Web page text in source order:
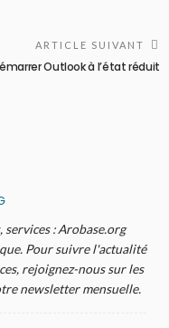
ARTICLE SUIVANT
Outlook à l’état réduit
: Arobase.org
Pour suivre l'actualité
rejoignez-nous sur les
newsletter mensuelle.